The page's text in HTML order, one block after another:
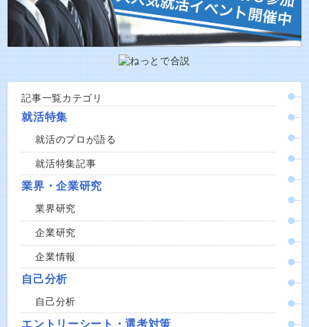
記事一覧カテゴリ
就活特集
就活のプロが語る
就活特集記事
業界・企業研究
業界研究
企業研究
企業情報
自己分析
自己分析
エントリーシート・選考対策